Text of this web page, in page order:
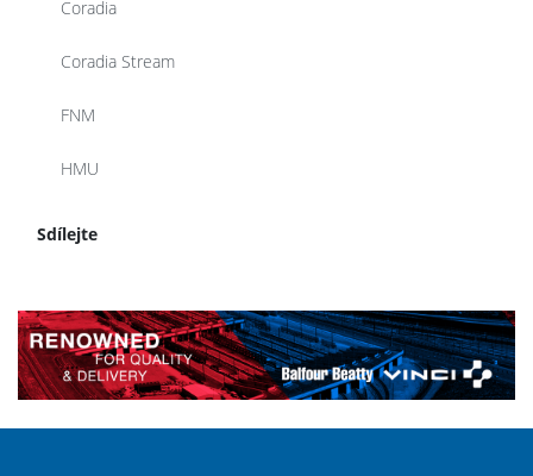
Coradia
Coradia Stream
FNM
HMU
Sdílejte